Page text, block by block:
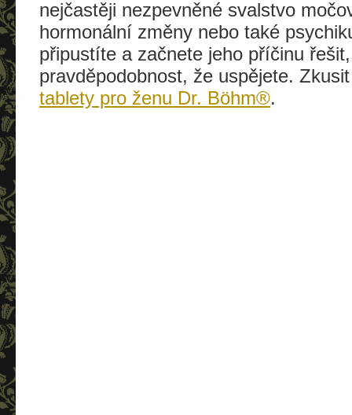
nejčastěji nezpevněné svalstvo
hormonální změny nebo také
připustíte a začnete jeho příčinu
pravděpodobnost, že uspějete.
tablety pro ženu Dr. Böhm®.